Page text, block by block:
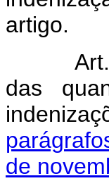
artigo.
das
de